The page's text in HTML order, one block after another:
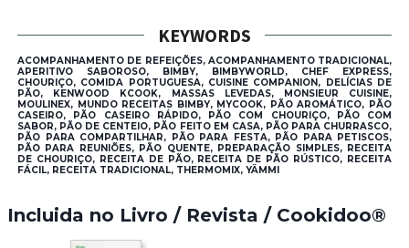
KEYWORDS
ACOMPANHAMENTO DE REFEIÇÕES, ACOMPANHAMENTO TRADICIONAL,
APERITIVO SABOROSO, BIMBY, BIMBYWORLD, CHEF EXPRESS,
CHOURIÇO, COMIDA PORTUGUESA, CUISINE COMPANION, DELÍCIAS DE
PÃO, KENWOOD KCOOK, MASSAS LEVEDAS, MONSIEUR CUISINE,
MOULINEX, MUNDO RECEITAS BIMBY, MYCOOK, PÃO AROMÁTICO, PÃO
CASEIRO, PÃO CASEIRO RÁPIDO, PÃO COM CHOURIÇO, PÃO COM
SABOR, PÃO DE CENTEIO, PÃO FEITO EM CASA, PÃO PARA CHURRASCO,
PÃO PARA COMPARTILHAR, PÃO PARA FESTA, PÃO PARA PETISCOS,
PÃO PARA REUNIÕES, PÃO QUENTE, PREPARAÇÃO SIMPLES, RECEITA
DE CHOURIÇO, RECEITA DE PÃO, RECEITA DE PÃO RÚSTICO, RECEITA
FÁCIL, RECEITA TRADICIONAL, THERMOMIX, YÄMMI
Incluida no Livro / Revista / Cookidoo®